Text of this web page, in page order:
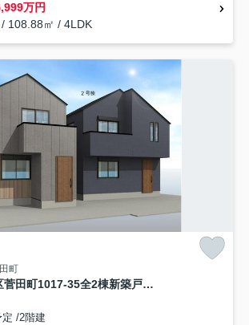
万円
108.88㎡ / 4LDK
町
【横浜市神奈川区菅田町1017-35全2棟新築戸建て】★仲介手数料無料★（菅田の丘小学校・菅田中学校）
/2階建